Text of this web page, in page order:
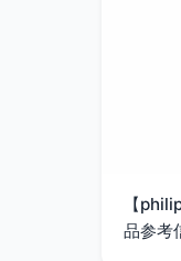
【
品参考